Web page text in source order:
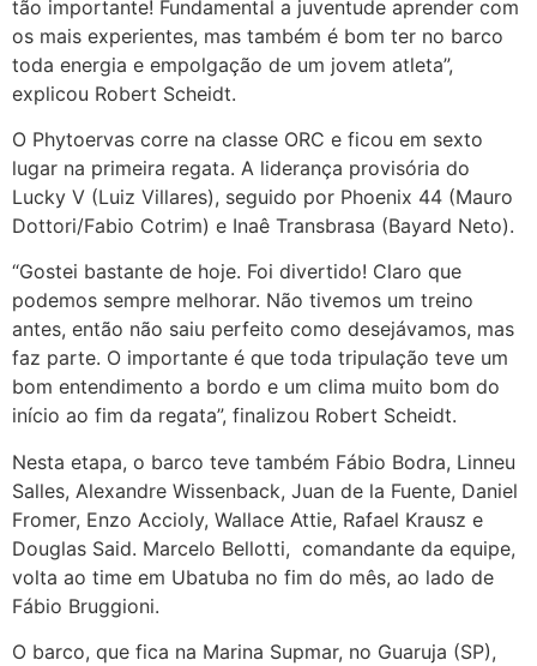
tão importante! Fundamental a juventude aprender com
os mais experientes, mas também é bom ter no barco
toda energia e empolgação de um jovem atleta”,
explicou Robert Scheidt.
O Phytoervas corre na classe ORC e ficou em sexto
lugar na primeira regata. A liderança provisória do
Lucky V (Luiz Villares), seguido por Phoenix 44 (Mauro
Dottori/Fabio Cotrim) e Inaê Transbrasa (Bayard Neto).
“Gostei bastante de hoje. Foi divertido! Claro que
podemos sempre melhorar. Não tivemos um treino
antes, então não saiu perfeito como desejávamos, mas
faz parte. O importante é que toda tripulação teve um
bom entendimento a bordo e um clima muito bom do
início ao fim da regata”, finalizou Robert Scheidt.
Nesta etapa, o barco teve também Fábio Bodra, Linneu
Salles, Alexandre Wissenback, Juan de la Fuente, Daniel
Fromer, Enzo Accioly, Wallace Attie, Rafael Krausz e
Douglas Said. Marcelo Bellotti, comandante da equipe,
volta ao time em Ubatuba no fim do mês, ao lado de
Fábio Bruggioni.
O barco, que fica na Marina Supmar, no Guaruja (SP),